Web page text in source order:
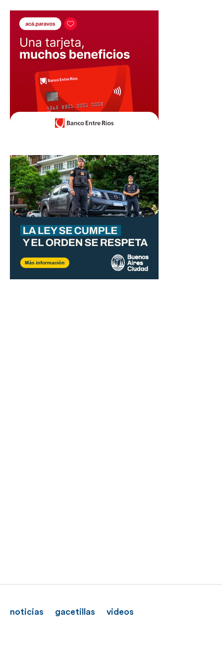
noticias gacetillas videos